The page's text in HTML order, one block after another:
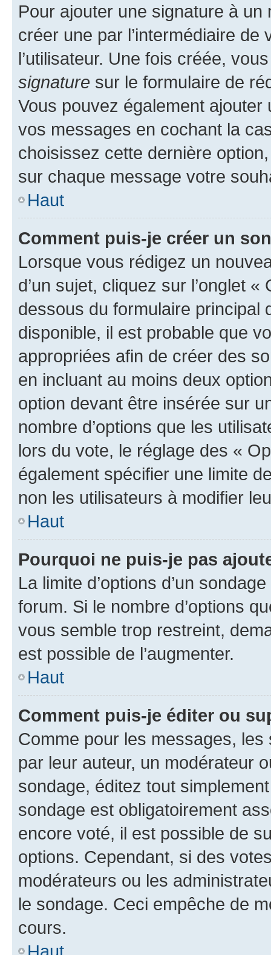
Pour ajouter une signature à un
créer une par l’intermédiaire
l’utilisateur. Une fois créée,
signature sur le formulaire de
Vous pouvez également
vos messages en cochant la
choisissez cette dernière
sur chaque message votre
Haut
Comment puis-je créer un
Lorsque vous rédigez un
d’un sujet, cliquez sur l’onglet
dessous du formulaire principal
disponible, il est probable que
appropriées afin de créer des
en incluant au moins deux
option devant être insérée sur
nombre d’options que les
lors du vote, le réglage des «
également spécifier une limite
non les utilisateurs à modifier
Haut
Pourquoi ne puis-je pas
La limite d’options d’un
forum. Si le nombre d’options
vous semble trop restreint,
est possible de l’augmenter.
Haut
Comment puis-je éditer ou
Comme pour les messages,
par leur auteur, un modérateur
sondage, éditez tout
sondage est obligatoirement
encore voté, il est possible de
options. Cependant, si des
modérateurs ou les
le sondage. Ceci empêche de
cours.
Haut